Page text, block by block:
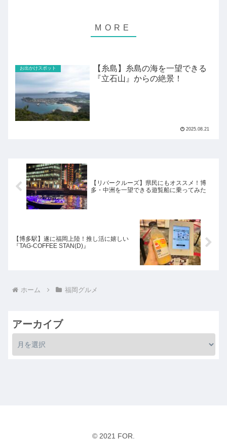
お出かけスポット
【糸島】糸島の海を一望できる
『立石山』からの絶景！
2025.08.21
【リバークルーズ】県民にもオススメ！博
多・中洲を一望できる遊覧船に乗ってみた
【博多駅】遂に福岡上陸！推し活に嬉しい
『TAG-COFFEE STAN(D)』
ホーム 福岡グルメ
アーカイブ
© 2021 FOR.